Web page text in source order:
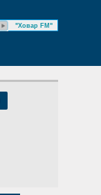
"Ховар FM"